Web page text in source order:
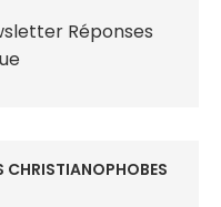
CHRISTIANOPHOBES